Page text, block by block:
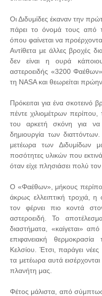
Οι Διδυμίδες έκαναν την
πάρει το όνομά τους από
όπου φαίνεται να
Αντίθετα με άλλες βροχές
δεν είναι η ουρά
αστεροειδής «3200
τη NASA και θεωρείται
Πρόκειται για ένα σκοτεινό
πέντε χιλιομέτρων
του αρκετή σκόνη για να
δημιουργία των
μετέωρα των Διδυμίδων
ποσότητες υλικών που
όταν είχε πλησιάσει πολύ τον
Ο «Φαέθων», μήκους
άκρως ελλειπτική τροχιά,
τον φέρνει πιο κοντά
αστεροειδή. Το
διαστήματα, «καίγεται»
επιφανειακή
Κελσίου. Έτσι, παράγει νέες
τα μετέωρα αυτά
πλανήτη μας.
Φέτος μάλιστα, από